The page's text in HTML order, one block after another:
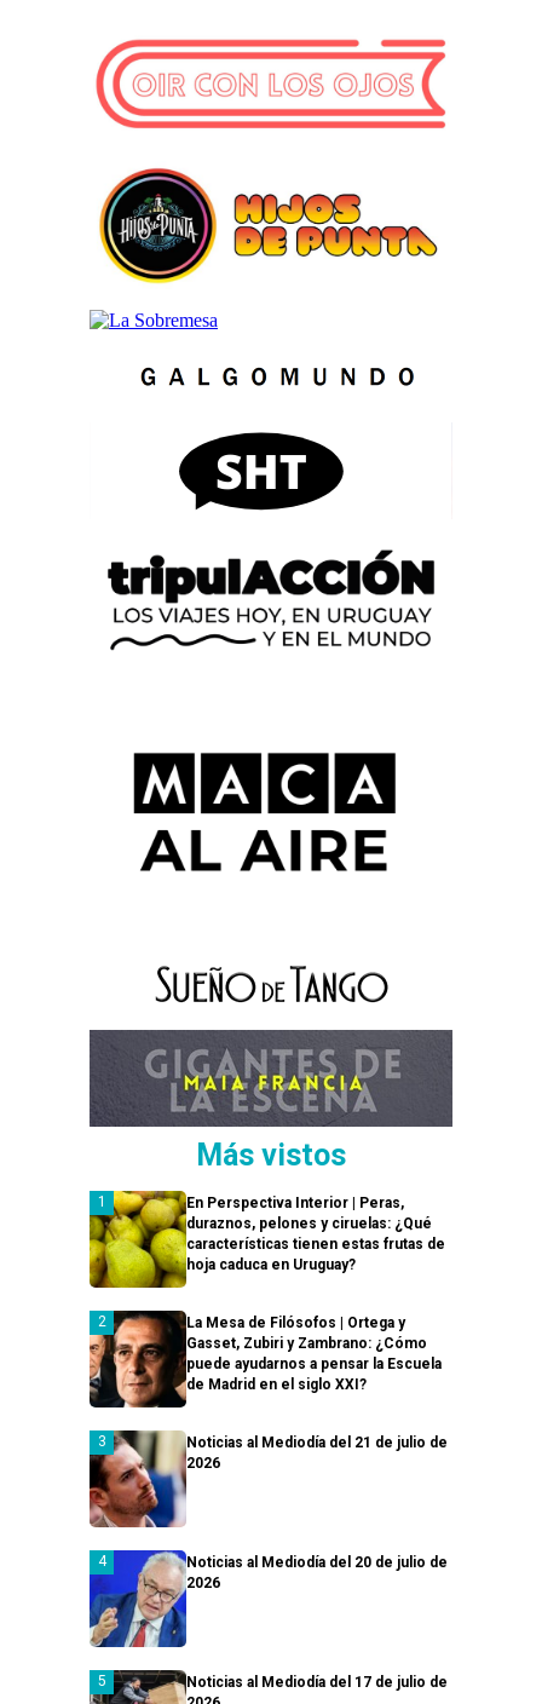
Más vistos
En Perspectiva Interior | Peras,
duraznos, pelones y ciruelas: ¿Qué
características tienen estas frutas de
hoja caduca en Uruguay?
La Mesa de Filósofos | Ortega y
Gasset, Zubiri y Zambrano: ¿Cómo
puede ayudarnos a pensar la Escuela
de Madrid en el siglo XXI?
Noticias al Mediodía del 21 de julio de
2026
Noticias al Mediodía del 20 de julio de
2026
Noticias al Mediodía del 17 de julio de